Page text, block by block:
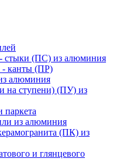
стыки (ПС) из алюминия
- канты (ПР)
алюминия
на ступени) (ПУ) из
паркета
из алюминия
(ПК) из
и глянцевого